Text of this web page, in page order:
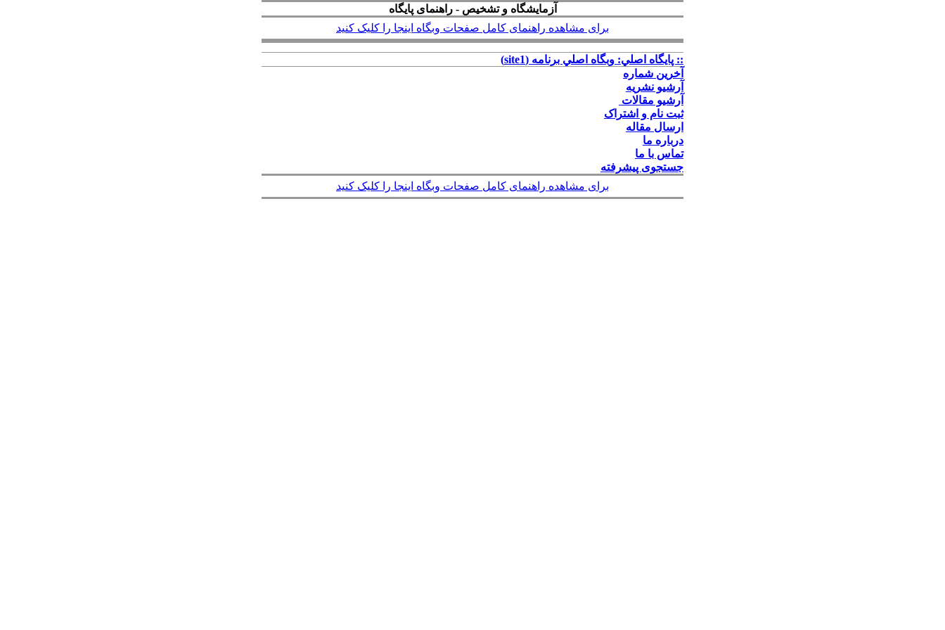
آزمایشگاه و تشخیص - راهنمای پایگاه
برای مشاهده راهنمای کامل صفحات وبگاه اینجا را کلیک کنید
:: پايگاه اصلي: وبگاه اصلي برنامه (site1)
آخرین شماره
آرشیو نشریه
آرشیو مقالات
ثبت نام و اشتراک
ارسال مقاله
درباره ما
تماس با ما
جستجوی پیشرفته
برای مشاهده راهنمای کامل صفحات وبگاه اینجا را کلیک کنید